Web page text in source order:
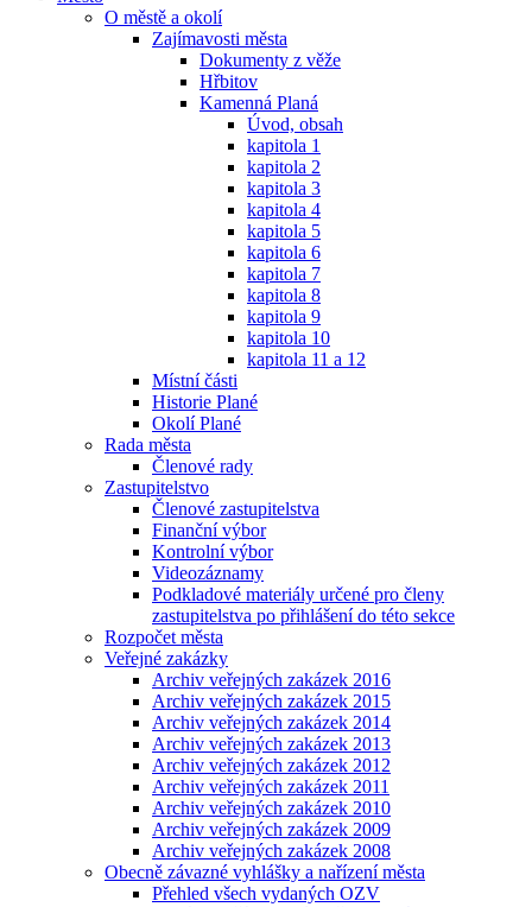
O městě a okolí
Zajímavosti města
Dokumenty z věže
Hřbitov
Kamenná Planá
Úvod, obsah
kapitola 1
kapitola 2
kapitola 3
kapitola 4
kapitola 5
kapitola 6
kapitola 7
kapitola 8
kapitola 9
kapitola 10
kapitola 11 a 12
Místní části
Historie Plané
Okolí Plané
Rada města
Členové rady
Zastupitelstvo
Členové zastupitelstva
Finanční výbor
Kontrolní výbor
Videozáznamy
Podkladové materiály určené pro členy
zastupitelstva po přihlášení do této sekce
Rozpočet města
Veřejné zakázky
Archiv veřejných zakázek 2016
Archiv veřejných zakázek 2015
Archiv veřejných zakázek 2014
Archiv veřejných zakázek 2013
Archiv veřejných zakázek 2012
Archiv veřejných zakázek 2011
Archiv veřejných zakázek 2010
Archiv veřejných zakázek 2009
Archiv veřejných zakázek 2008
Obecně závazné vyhlášky a nařízení města
Přehled všech vydaných OZV